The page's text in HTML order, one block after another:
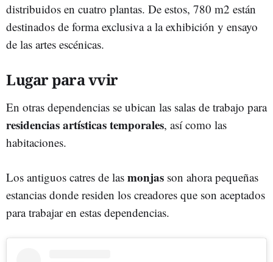
distribuidos en cuatro plantas. De estos, 780 m2 están
destinados de forma exclusiva a la exhibición y ensayo
de las artes escénicas.
Lugar para vvir
En otras dependencias se ubican las salas de trabajo para
residencias artísticas temporales, así como las
habitaciones.
Los antiguos catres de las monjas son ahora pequeñas
estancias donde residen los creadores que son aceptados
para trabajar en estas dependencias.